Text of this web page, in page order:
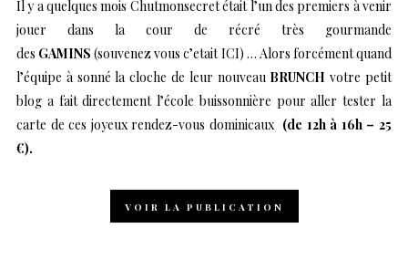
Il y a quelques mois Chutmonsecret était l’un des premiers à venir
jouer dans la cour de récré très gourmande
des GAMINS (souvenez vous c’etait ICI) … Alors forcément quand
l’équipe à sonné la cloche de leur nouveau BRUNCH votre petit
blog a fait directement l’école buissonnière pour aller tester la
carte de ces joyeux rendez-vous dominicaux (de 12h à 16h – 25
€).
VOIR LA PUBLICATION